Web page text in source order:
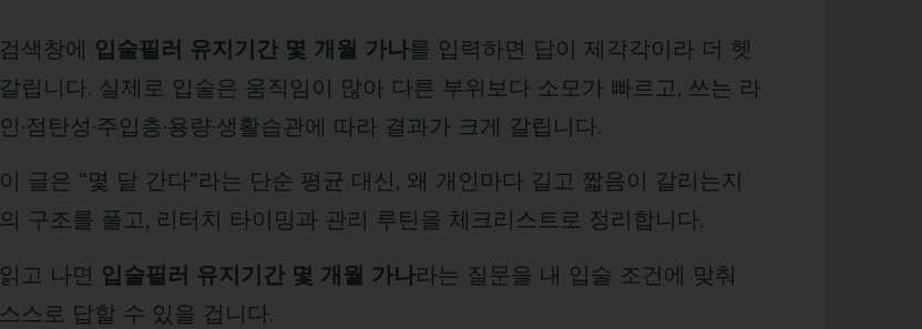
검색창에 입술필러 유지기간 몇 개월 가나를 입력하면 답이 제각각이라 더 헷
갈립니다. 실제로 입술은 움직임이 많아 다른 부위보다 소모가 빠르고, 쓰는 라
인·점탄성·주입층·용량·생활습관에 따라 결과가 크게 갈립니다.
이 글은 “몇 달 간다”라는 단순 평균 대신, 왜 개인마다 길고 짧음이 갈리는지
의 구조를 풀고, 리터치 타이밍과 관리 루틴을 체크리스트로 정리합니다.
읽고 나면 입술필러 유지기간 몇 개월 가나라는 질문을 내 입술 조건에 맞춰
스스로 답할 수 있을 겁니다.